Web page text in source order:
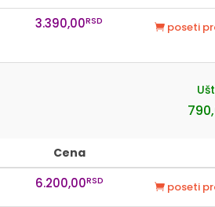
3.390,00RSD poseti
Cena
6.200,00RSD poseti